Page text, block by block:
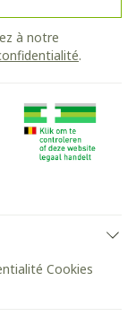
à notre
.
Cookies